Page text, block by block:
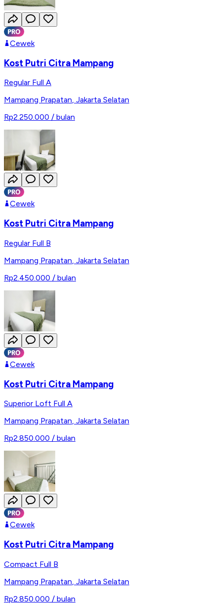
Cewek
Kost Putri Citra Mampang
Regular Full A
Mampang Prapatan, Jakarta Selatan
Rp2.250.000 / bulan
Cewek
Kost Putri Citra Mampang
Regular Full B
Mampang Prapatan, Jakarta Selatan
Rp2.450.000 / bulan
Cewek
Kost Putri Citra Mampang
Superior Loft Full A
Mampang Prapatan, Jakarta Selatan
Rp2.850.000 / bulan
Cewek
Kost Putri Citra Mampang
Compact Full B
Mampang Prapatan Jakarta Selatan
Rp2.850.000 / bulan